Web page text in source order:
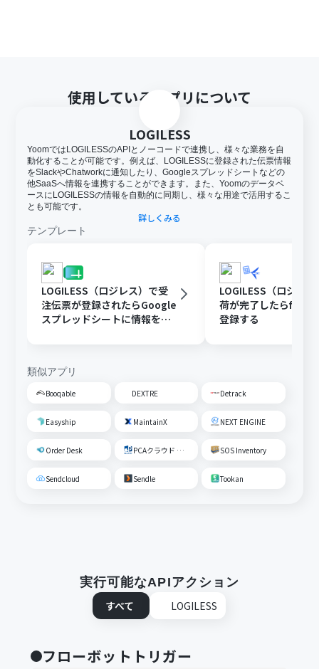
使用しているアプリについて
LOGILESS
YoomではLOGILESSのAPIとノーコードで連携し、様々な業務を自
動化することが可能です。例えば、LOGILESSに登録された伝票情報
をSlackやChatworkに通知したり、Googleスプレッドシートなどの
他SaaSへ情報を連携することができます。また、Yoomのデータベ
ースにLOGILESSの情報を自動的に同期し、様々な用途で活用するこ
とも可能です。
詳しくみる
テンプレート
LOGILESS（ロジレス）で受
注伝票が登録されたらGoogle
スプレッドシートに情報を追
LOGILESS（ロジレ
荷が完了したらfreee
登録する
類似アプリ
Booqable DEXTRE Detrack
Easyship MaintainX NEXT ENGINE
Order Desk PCAクラウド 商魂･商管 SOS Inventory
Sendcloud Sendle Tookan
実行可能なAPIアクション
すべて
LOGILESS
フローボットトリガー